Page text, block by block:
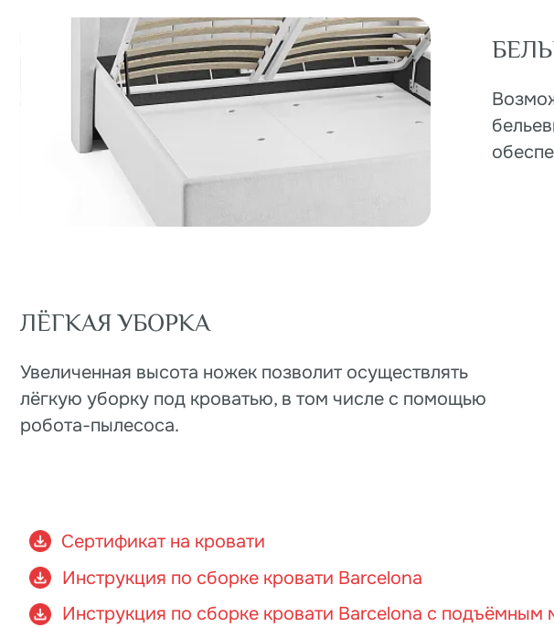
Увеличенная высота ножек позволит осуществлять
лёгкую уборку под кроватью, в том числе с помощью
робота-пылесоса.
Инструкция по сборке кровати Barcelona
Сертификат на кровати
ВАШИ ФОТОГРАФИИ
//